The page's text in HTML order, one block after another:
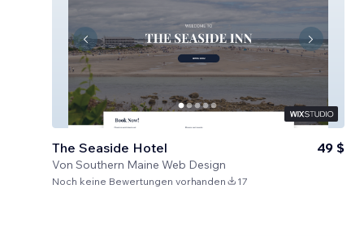
The Seaside Hotel
Von Southern Maine Web Design
49 $
Noch keine Bewertungen vorhanden 17